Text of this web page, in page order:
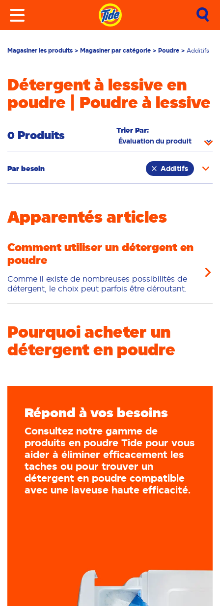
Magasiner les produits Magasiner par catégorie Poudre Additifs
Détergent à lessive en
poudre | Poudre à lessive
0 Produits Trier Par:
Par besoin Additifs
Peau sensible Élimination des taches
Nettoyage en profondeur
Apparentés articles
Comment utiliser un détergent en
poudre
Comme il existe de nombreuses possibilités de
détergent, le choix peut parfois être déroutant.
Pourquoi acheter un
détergent en poudre
Répond à vos besoins
Consultez notre gamme de
produits en poudre Tide pour vous
aider à éliminer efficacement les
taches ou pour trouver un
détergent en poudre compatible
avec une laveuse haute efficacité.